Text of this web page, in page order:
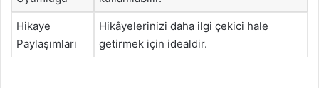
Hikaye
Paylaşımları
Hikâyelerinizi daha ilgi çekici hale
getirmek için idealdir.